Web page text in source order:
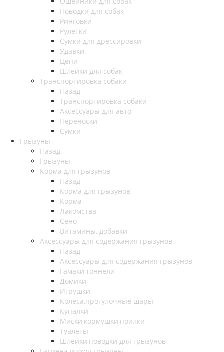
Поводки для собак
Ринговки
Рулетки
Сумки для дрессировки
Удавки
Цепи
Шлейки для собак
Транспортировка собаки
Назад
Транспортировка собаки
Аксессуары для авто
Переноски
Сумки
Грызуны
Назад
Грызуны
Корма для грызунов
Назад
Корма для грызунов
Корма
Лакомства
Сено
Витамины, добавки
Аксессуары для содержания грызунов
Назад
Аксессуары для содержания грызунов
Гамаки,тоннели
Домики
Игрушки
Колеса,прогулочные шары
Купалки
Миски,кормушки,поилки
Туалеты
Шлейки,поводки для грызунов